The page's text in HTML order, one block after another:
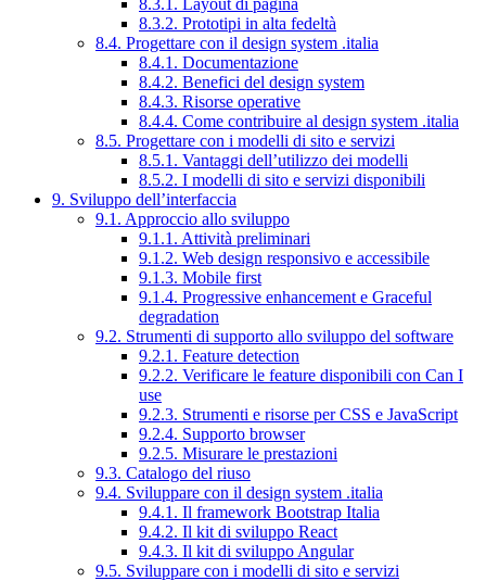
8.3.1. Layout di pagina
8.3.2. Prototipi in alta fedeltà
8.4. Progettare con il design system .italia
8.4.1. Documentazione
8.4.2. Benefici del design system
8.4.3. Risorse operative
8.4.4. Come contribuire al design system .italia
8.5. Progettare con i modelli di sito e servizi
8.5.1. Vantaggi dell’utilizzo dei modelli
8.5.2. I modelli di sito e servizi disponibili
9. Sviluppo dell’interfaccia
9.1. Approccio allo sviluppo
9.1.1. Attività preliminari
9.1.2. Web design responsivo e accessibile
9.1.3. Mobile first
9.1.4. Progressive enhancement e Graceful
degradation
9.2. Strumenti di supporto allo sviluppo del software
9.2.1. Feature detection
9.2.2. Verificare le feature disponibili con Can I
use
9.2.3. Strumenti e risorse per CSS e JavaScript
9.2.4. Supporto browser
9.2.5. Misurare le prestazioni
9.3. Catalogo del riuso
9.4. Sviluppare con il design system .italia
9.4.1. Il framework Bootstrap Italia
9.4.2. Il kit di sviluppo React
9.4.3. Il kit di sviluppo Angular
9.5. Sviluppare con i modelli di sito e servizi